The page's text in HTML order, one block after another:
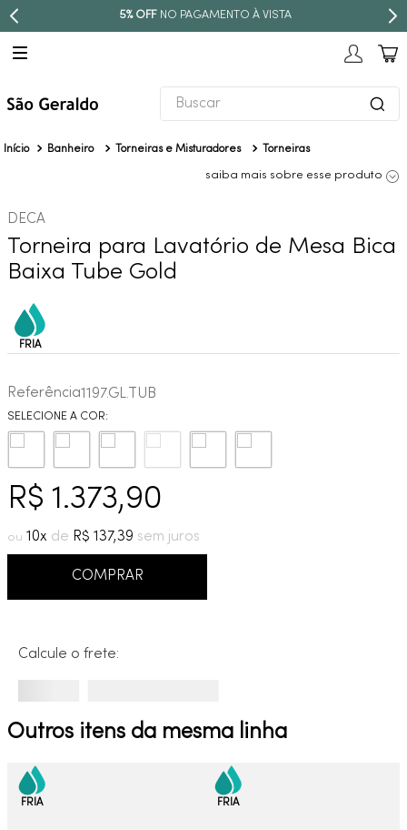
5% OFF NO PAGAMENTO À VISTA
Buscar
Banheiro Torneiras e Misturadores Torneiras
saiba mais sobre esse produto
DECA
Torneira para Lavatório de Mesa Bica
Baixa Tube Gold
Referência1197.GL.TUB
R$ 1.373,90
10 R$ 137,39
COMPRAR
Calcule o frete:
Outros itens da mesma linha
TERMOS MAIS BUSCADOS
4º
deca acabamento registro
6º
7º
black matte
8º
red gold
9º
cobre escovado